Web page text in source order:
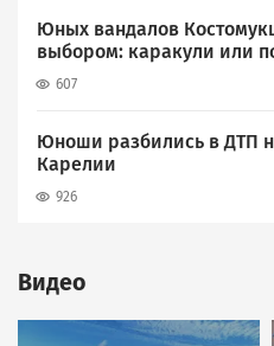
Юных вандалов
выбором: каракули или
607
Юноши разбились в ДТП
Карелии
926
Видео